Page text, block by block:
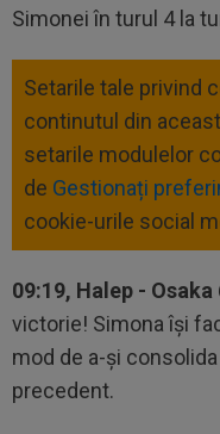
Simonei în turul 4 la
Setarile tale privind
continutul din
setarile modulelor
de Gestionați
cookie-urile social
09:19, Halep - Osaka
victorie! Simona îşi
mod de a-şi
precedent.